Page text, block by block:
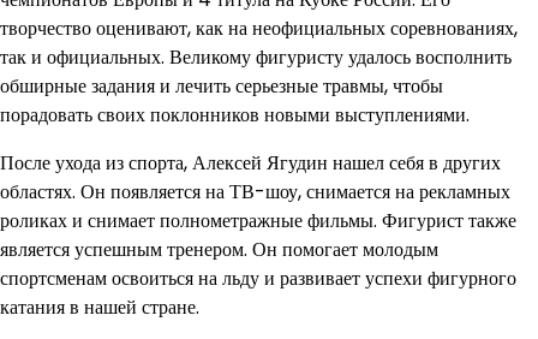
творчество оценивают, как на неофициальных соревнованиях,
так и официальных. Великому фигуристу удалось восполнить
обширные задания и лечить серьезные травмы, чтобы
порадовать своих поклонников новыми выступлениями.
После ухода из спорта, Алексей Ягудин нашел себя в других
областях. Он появляется на ТВ-шоу, снимается на рекламных
роликах и снимает полнометражные фильмы. Фигурист также
является успешным тренером. Он помогает молодым
спортсменам освоиться на льду и развивает успехи фигурного
катания в нашей стране.